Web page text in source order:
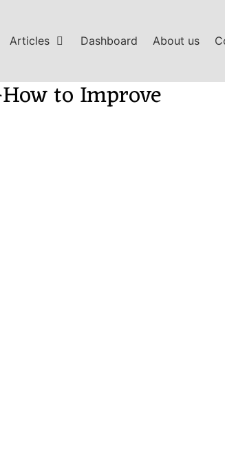
Articles Dashboard About us
to Improve